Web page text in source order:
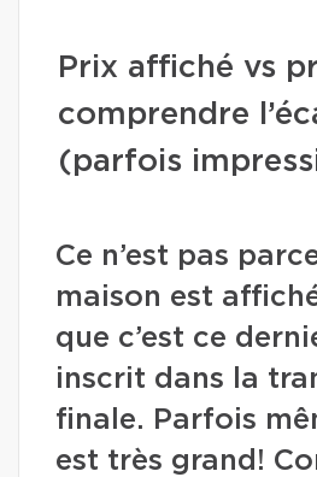
Prix affiché vs
comprendre
(parfois
Ce n’est pas
maison est
que c’est ce
inscrit dans la
finale. Parfois
est très grand!